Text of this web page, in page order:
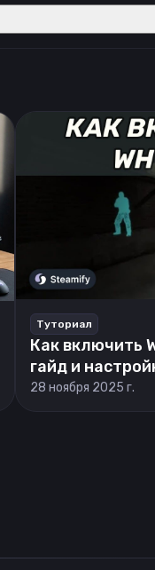
Туториал
Как включить
гайд и
28 ноября 2025 г.